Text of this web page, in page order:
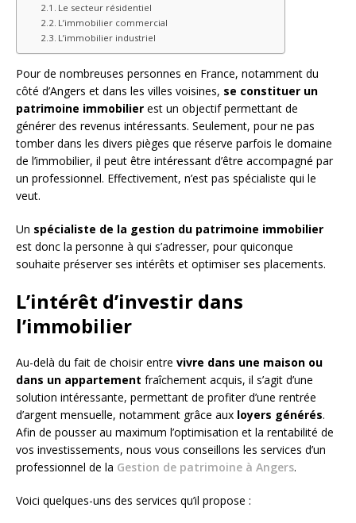
Le secteur résidentiel
L’immobilier commercial
L’immobilier industriel
Pour de nombreuses personnes en France, notamment du
côté d’Angers et dans les villes voisines, se constituer un
patrimoine immobilier est un objectif permettant de
générer des revenus intéressants. Seulement, pour ne pas
tomber dans les divers pièges que réserve parfois le domaine
de l’immobilier, il peut être intéressant d’être accompagné par
un professionnel. Effectivement, n’est pas spécialiste qui le
veut.
Un spécialiste de la gestion du patrimoine immobilier
est donc la personne à qui s’adresser, pour quiconque
souhaite préserver ses intérêts et optimiser ses placements.
L’intérêt d’investir dans
l’immobilier
Au-delà du fait de choisir entre vivre dans une maison ou
dans un appartement fraîchement acquis, il s’agit d’une
solution intéressante, permettant de profiter d’une rentrée
d’argent mensuelle, notamment grâce aux loyers générés.
Afin de pousser au maximum l’optimisation et la rentabilité de
vos investissements, nous vous conseillons les services d’un
professionnel de la Gestion de patrimoine à Angers.
Voici quelques-uns des services qu’il propose :